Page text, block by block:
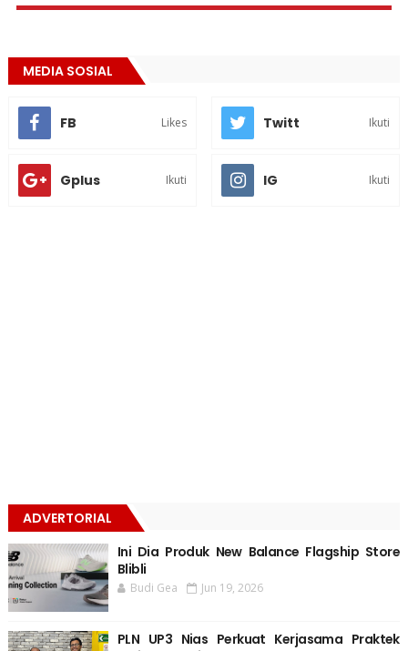
MEDIA SOSIAL
FB Likes Twitt Ikuti
Gplus Ikuti IG Ikuti
ADVERTORIAL
Ini Dia Produk New Balance Flagship Store
Blibli
Budi Gea Jun 19, 2026
PLN UP3 Nias Perkuat Kerjasama Praktek